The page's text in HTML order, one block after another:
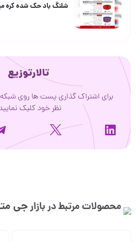
شلنگ باد حک شده کره
تالارتوزیع
برای اشتراک گذاری پست ها روی
نظر خود کلیک
محصولات مرتبط در بازارجی